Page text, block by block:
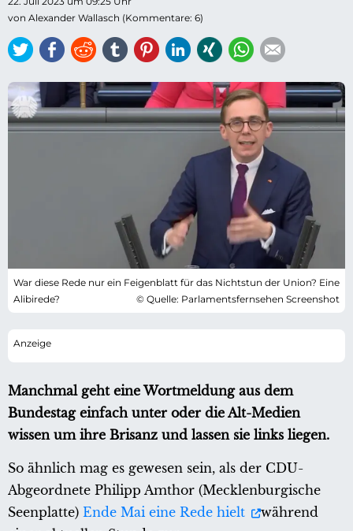
von Alexander Wallasch (Kommentare: 6)
TwitterFacebook
ReddittumblrPinterestLinkedIn
Xing WhatsApp
War diese Rede nur ein Feigenblatt für das Nichtstun der Union? Eine
Alibirede?
© Quelle: Parlamentsfernsehen Screenshot
Manchmal geht eine Wortmeldung aus dem
Bundestag einfach unter oder die Alt-Medien
wissen um ihre Brisanz und lassen sie links liegen.
So ähnlich mag es gewesen sein, als der CDU-
Abgeordnete Philipp Amthor (Mecklenburgische
Seenplatte) Ende Mai eine Rede hielt
während